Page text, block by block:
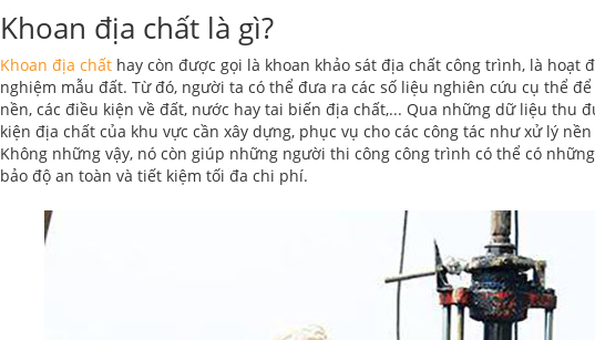
Khoan địa chất là gì?
Khoan địa chất hay còn được gọi là khoan khảo sát địa chất công trình, là hoạt
nghiệm mẫu đất. Từ đó, người ta có thể đưa ra các số liệu nghiên cứu cụ thể
nền, các điều kiện về đất, nước hay tai biến địa chất,... Qua những dữ liệu thu
kiện địa chất của khu vực cần xây dựng, phục vụ cho các công tác như xử lý
Không những vậy, nó còn giúp những người thi công công trình có thể có
bảo độ an toàn và tiết kiệm tối đa chi phí.